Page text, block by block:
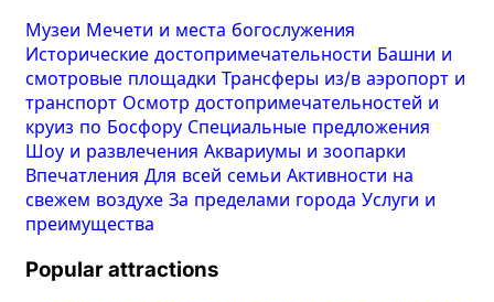
Музеи Мечети и места богослужения
Исторические достопримечательности Башни и
смотровые площадки Трансферы из/в аэропорт и
транспорт Осмотр достопримечательностей и
круиз по Босфору Специальные предложения
Шоу и развлечения Аквариумы и зоопарки
Впечатления Для всей семьи Активности на
свежем воздухе За пределами города Услуги и
преимущества
Popular attractions